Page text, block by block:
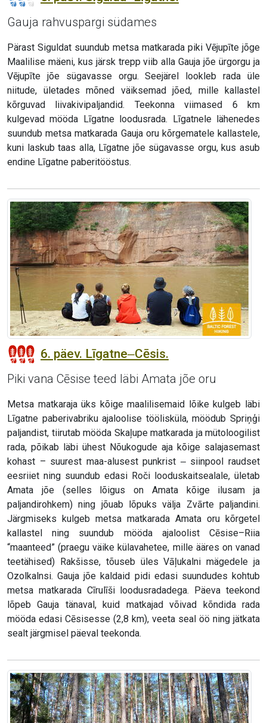
Gauja rahvuspargi südames
Pärast Siguldat suundub metsa matkarada piki Vējupīte jõge
Maalilise mäeni, kus järsk trepp viib alla Gauja jõe ürgorgu ja
Vējupīte jõe sügavasse orgu. Seejärel lookleb rada üle
niitude, ületades mõned väiksemad jõed, mille kallastel
kõrguvad liivakivipaljandid. Teekonna viimased 6 km
kulgevad mööda Līgatne loodusrada. Līgatnele lähenedes
suundub metsa matkarada Gauja oru kõrgematele kallastele,
kuni laskub taas alla, Līgatne jõe sügavasse orgu, kus asub
endine Līgatne paberitööstus.
6. päev. Līgatne‒Cēsis.
Piki vana Cēsise teed läbi Amata jõe oru
Metsa matkaraja üks kõige maalilisemaid lõike kulgeb läbi
Līgatne paberivabriku ajaloolise töölisküla, möödub Spriņģi
paljandist, tiirutab mööda Skaļupe matkarada ja mütoloogilist
rada, põikab läbi ühest Nõukogude aja kõige salajasemast
kohast – suurest maa-alusest punkrist ‒ siinpool raudset
eesriiet ning suundub edasi Roči looduskaitsealale, ületab
Amata jõe (selles lõigus on Amata kõige ilusam ja
paljandirohkem) ning jõuab lõpuks välja Zvārte paljandini.
Järgmiseks kulgeb metsa matkarada Amata oru kõrgetel
kallastel ning suundub mööda ajaloolist Cēsise–Riia
“maanteed” (praegu väike külavahetee, mille ääres on vanad
teetähised) Rakšisse, tõuseb üles Vāļukalni mägedele ja
Ozolkalnsi. Gauja jõe kaldaid pidi edasi suundudes kohtub
metsa matkarada Cīrulīši loodusradadega. Päeva teekond
lõpeb Gauja tänaval, kuid matkajad võivad kõndida rada
mööda edasi Cēsisesse (2,8 km), veeta seal öö ning jätkata
sealt järgmisel päeval teekonda.